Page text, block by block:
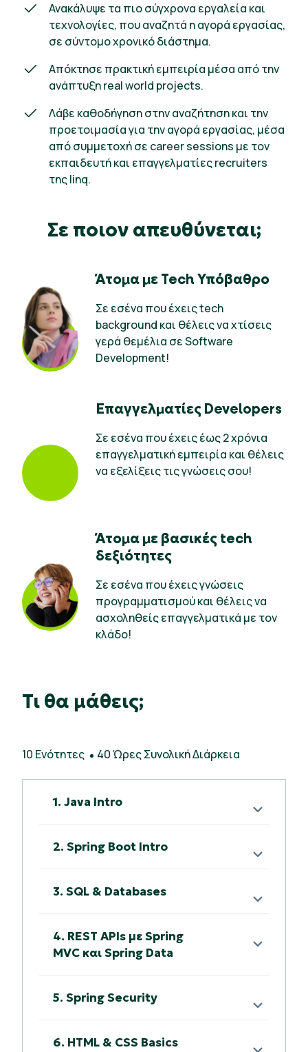
Ανακάλυψε τα πιο σύγχρονα εργαλεία και
τεχνολογίες, που αναζητά η αγορά εργασίας,
σε σύντομο χρονικό διάστημα.
Απόκτησε πρακτική εμπειρία μέσα από την
ανάπτυξη real world projects.
Λάβε καθοδήγηση στην αναζήτηση και την
προετοιμασία για την αγορά εργασίας, μέσα
από συμμετοχή σε career sessions με τον
εκπαιδευτή και επαγγελματίες recruiters
της linq.
Σε ποιον απευθύνεται;
Άτομα με Tech Υπόβαθρο
Σε εσένα που έχεις tech
background και θέλεις να χτίσεις
γερά θεμέλια σε Software
Development!
Επαγγελματίες Developers
Σε εσένα που έχεις έως 2 χρόνια
επαγγελματική εμπειρία και θέλεις
να εξελίξεις τις γνώσεις σου!
Άτομα με βασικές tech
δεξιότητες
Σε εσένα που έχεις γνώσεις
προγραμματισμού και θέλεις να
ασχοληθείς επαγγελματικά με τον
κλάδο!
Τι θα μάθεις;
10 Ενότητες 40 Ώρες Συνολική Διάρκεια
1. Java Intro
2. Spring Boot Intro
3. SQL & Databases
4. REST APIs με Spring
MVC και Spring Data
5. Spring Security
6. HTML & CSS Basics